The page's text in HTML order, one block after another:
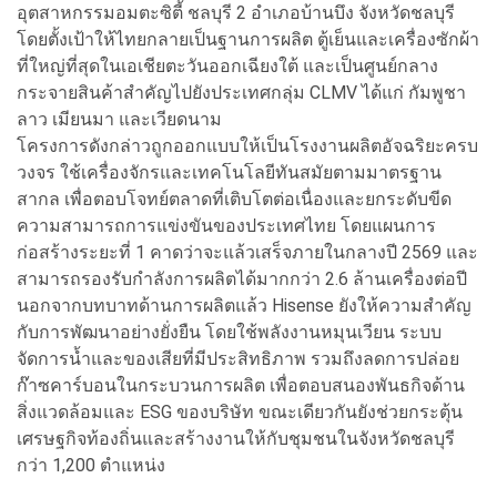
อุตสาหกรรมอมตะซิตี้ ชลบุรี 2 อำเภอบ้านบึง จังหวัดชลบุรี
โดยตั้งเป้าให้ไทยกลายเป็นฐานการผลิต ตู้เย็นและเครื่องซักผ้า
ที่ใหญ่ที่สุดในเอเชียตะวันออกเฉียงใต้ และเป็นศูนย์กลาง
กระจายสินค้าสำคัญไปยังประเทศกลุ่ม CLMV ได้แก่ กัมพูชา
ลาว เมียนมา และเวียดนาม
โครงการดังกล่าวถูกออกแบบให้เป็นโรงงานผลิตอัจฉริยะครบ
วงจร ใช้เครื่องจักรและเทคโนโลยีทันสมัยตามมาตรฐาน
สากล เพื่อตอบโจทย์ตลาดที่เติบโตต่อเนื่องและยกระดับขีด
ความสามารถการแข่งขันของประเทศไทย โดยแผนการ
ก่อสร้างระยะที่ 1 คาดว่าจะแล้วเสร็จภายในกลางปี 2569 และ
สามารถรองรับกำลังการผลิตได้มากกว่า 2.6 ล้านเครื่องต่อปี
นอกจากบทบาทด้านการผลิตแล้ว Hisense ยังให้ความสำคัญ
กับการพัฒนาอย่างยั่งยืน โดยใช้พลังงานหมุนเวียน ระบบ
จัดการน้ำและของเสียที่มีประสิทธิภาพ รวมถึงลดการปล่อย
ก๊าซคาร์บอนในกระบวนการผลิต เพื่อตอบสนองพันธกิจด้าน
สิ่งแวดล้อมและ ESG ของบริษัท ขณะเดียวกันยังช่วยกระตุ้น
เศรษฐกิจท้องถิ่นและสร้างงานให้กับชุมชนในจังหวัดชลบุรี
กว่า 1,200 ตำแหน่ง